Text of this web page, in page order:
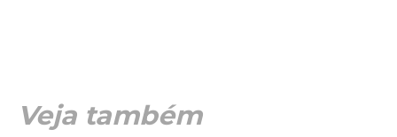
Veja também